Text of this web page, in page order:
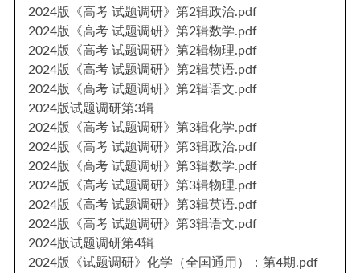
2024版《高考 试题调研》第2辑政治.pdf
2024版《高考 试题调研》第2辑数学.pdf
2024版《高考 试题调研》第2辑物理.pdf
2024版《高考 试题调研》第2辑英语.pdf
2024版《高考 试题调研》第2辑语文.pdf
2024版试题调研第3辑
2024版《高考 试题调研》第3辑化学.pdf
2024版《高考 试题调研》第3辑政治.pdf
2024版《高考 试题调研》第3辑数学.pdf
2024版《高考 试题调研》第3辑物理.pdf
2024版《高考 试题调研》第3辑英语.pdf
2024版《高考 试题调研》第3辑语文.pdf
2024版试题调研第4辑
2024版《试题调研》化学（全国通用）：第4期.pdf